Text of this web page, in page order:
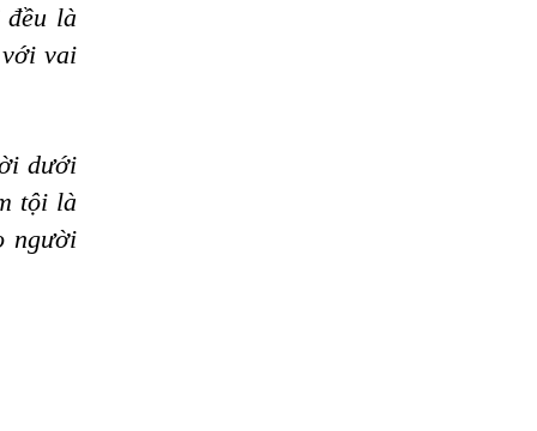
là
vai
dưới
tội là
người